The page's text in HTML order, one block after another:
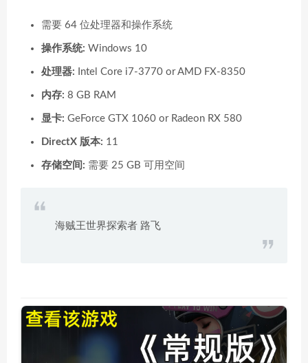
需要 64 位处理器和操作系统
操作系统: Windows 10
处理器: Intel Core i7-3770 or AMD FX-8350
内存: 8 GB RAM
显卡: GeForce GTX 1060 or Radeon RX 580
DirectX 版本: 11
存储空间: 需要 25 GB 可用空间
海贼王世界探索者 路飞